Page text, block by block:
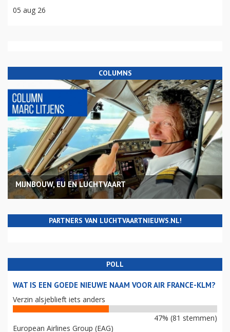
05 aug 26
COLUMNS
MIJNBOUW, EU EN LUCHTVAART
PARTNERS VAN LUCHTVAARTNIEUWS.NL!
POLL
WAT IS EEN GOEDE NIEUWE NAAM VOOR AIR FRANCE-KLM?
Verzin alsjeblieft iets anders
47% (81 stemmen)
European Airlines Group (EAG)